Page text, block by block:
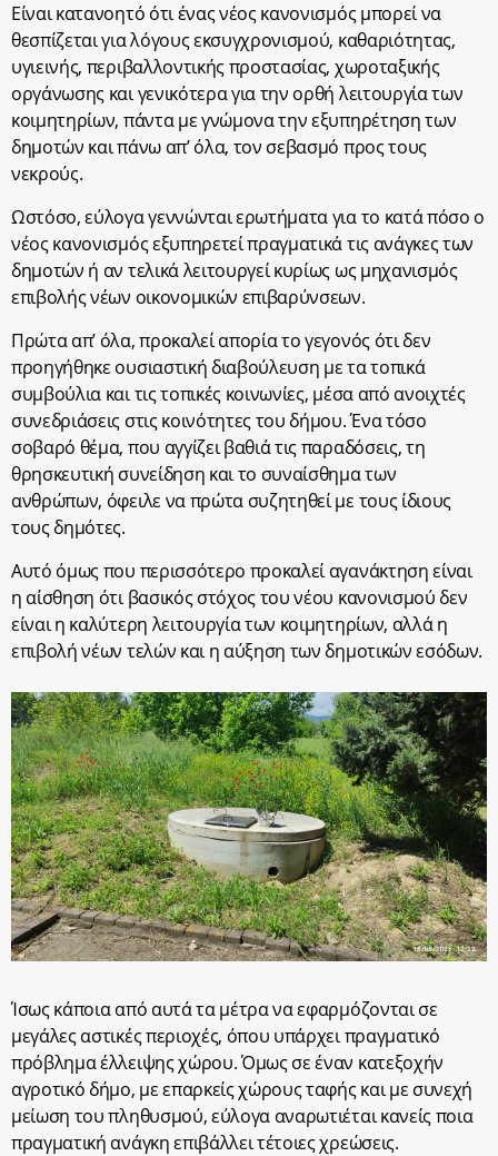
Είναι κατανοητό ότι ένας νέος κανονισμός μπορεί να
θεσπίζεται για λόγους εκσυγχρονισμού, καθαριότητας,
υγιεινής, περιβαλλοντικής προστασίας, χωροταξικής
οργάνωσης και γενικότερα για την ορθή λειτουργία των
κοιμητηρίων, πάντα με γνώμονα την εξυπηρέτηση των
δημοτών και πάνω απ’ όλα, τον σεβασμό προς τους
νεκρούς.
Ωστόσο, εύλογα γεννώνται ερωτήματα για το κατά πόσο ο
νέος κανονισμός εξυπηρετεί πραγματικά τις ανάγκες των
δημοτών ή αν τελικά λειτουργεί κυρίως ως μηχανισμός
επιβολής νέων οικονομικών επιβαρύνσεων.
Πρώτα απ’ όλα, προκαλεί απορία το γεγονός ότι δεν
προηγήθηκε ουσιαστική διαβούλευση με τα τοπικά
συμβούλια και τις τοπικές κοινωνίες, μέσα από ανοιχτές
συνεδριάσεις στις κοινότητες του δήμου. Ένα τόσο
σοβαρό θέμα, που αγγίζει βαθιά τις παραδόσεις, τη
θρησκευτική συνείδηση και το συναίσθημα των
ανθρώπων, όφειλε να πρώτα συζητηθεί με τους ίδιους
τους δημότες.
Αυτό όμως που περισσότερο προκαλεί αγανάκτηση είναι
η αίσθηση ότι βασικός στόχος του νέου κανονισμού δεν
είναι η καλύτερη λειτουργία των κοιμητηρίων, αλλά η
επιβολή νέων τελών και η αύξηση των δημοτικών εσόδων.
Ίσως κάποια από αυτά τα μέτρα να εφαρμόζονται σε
μεγάλες αστικές περιοχές, όπου υπάρχει πραγματικό
πρόβλημα έλλειψης χώρου. Όμως σε έναν κατεξοχήν
αγροτικό δήμο, με επαρκείς χώρους ταφής και με συνεχή
μείωση του πληθυσμού, εύλογα αναρωτιέται κανείς ποια
πραγματική ανάγκη επιβάλλει τέτοιες χρεώσεις.